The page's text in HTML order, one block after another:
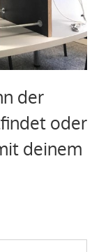
der
oder
deinem